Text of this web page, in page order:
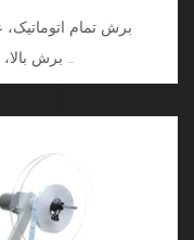
برش تمام